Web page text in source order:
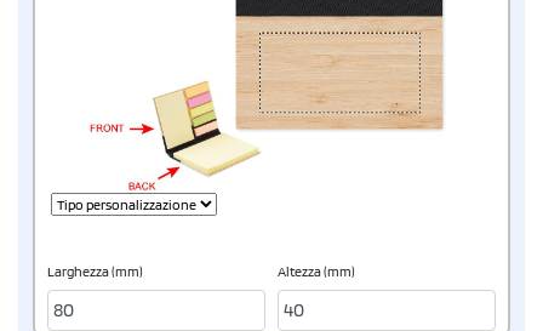
Larghezza (mm) Altezza (mm)